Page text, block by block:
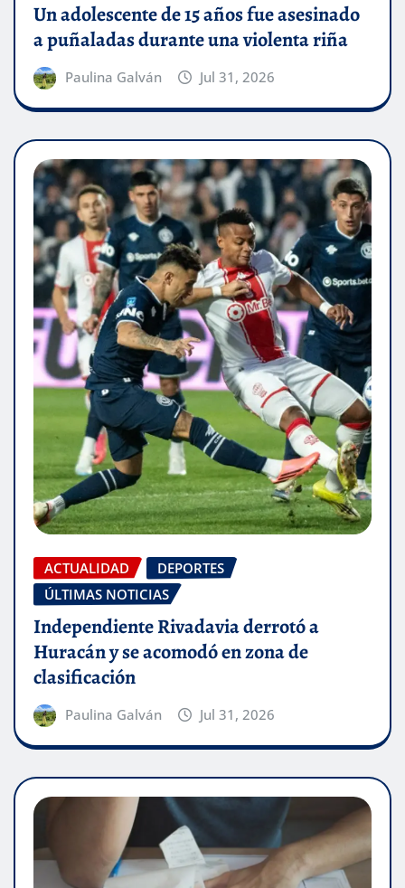
Un adolescente de 15 años fue asesinado
a puñaladas durante una violenta riña
Paulina Galván Jul 31, 2026
ACTUALIDAD
DEPORTES
ÚLTIMAS NOTICIAS
Independiente Rivadavia derrotó a
Huracán y se acomodó en zona de
clasificación
Paulina Galván Jul 31, 2026